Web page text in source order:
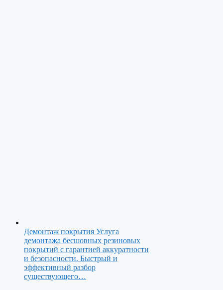
Демонтаж покрытия Услуга
демонтажа бесшовных резиновых
покрытий с гарантией аккуратности
и безопасности. Быстрый и
эффективный разбор
существующего…